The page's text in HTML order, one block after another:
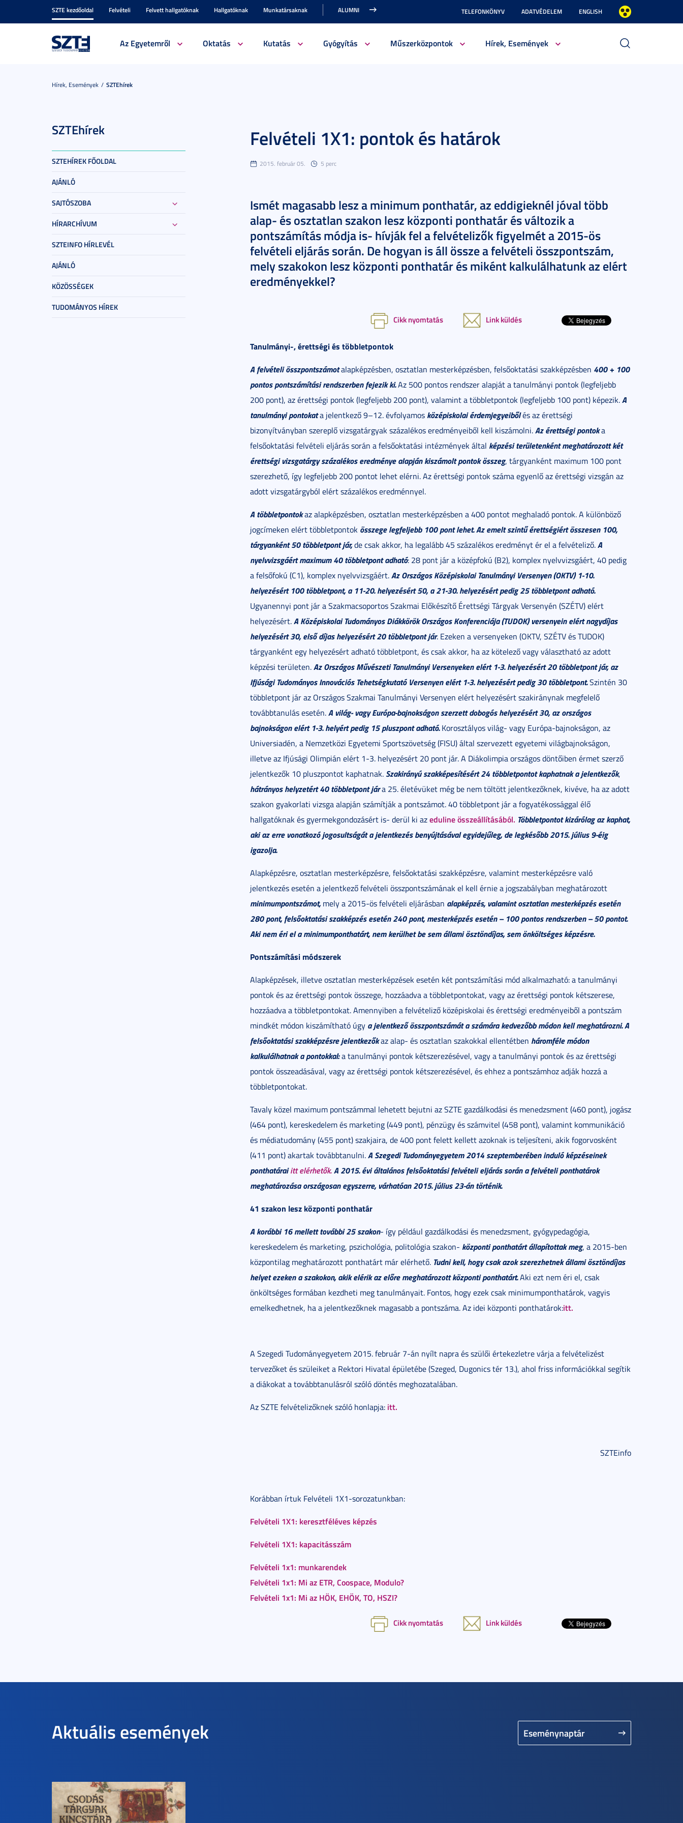
SZTE kezdőoldal Felvételi Felvett hallgatóknak Hallgatóknak Munkatársaknak ALUMNI TELEFONKÖNYV ADATVÉDELEM ENGLISH
Az Egyetemről Oktatás Kutatás Gyógyítás Műszerközpontok Hírek, Események
Hírek, Események SZTEhírek
SZTEhírek
SZTEHÍREK FŐOLDAL
AJÁNLÓ
SAJTÓSZOBA
HÍRARCHÍVUM
SZTEINFO HÍRLEVÉL
AJÁNLÓ
KÖZÖSSÉGEK
TUDOMÁNYOS HÍREK
Felvételi 1X1: pontok és határok
2015. február 05. 5 perc
Ismét magasabb lesz a minimum ponthatár, az eddigieknél jóval több
alap- és osztatlan szakon lesz központi ponthatár és változik a
pontszámítás módja is- hívják fel a felvételizők figyelmét a 2015-ös
felvételi eljárás során. De hogyan is áll össze a felvételi összpontszám,
mely szakokon lesz központi ponthatár és miként kalkulálhatunk az elért
eredményekkel?
Cikk nyomtatás Link küldés
Tanulmányi-, érettségi és többletpontok
A felvételi összpontszámotalapképzésben, osztatlan mesterképzésben, felsőoktatási szakképzésben 400 + 100
pontos pontszámítási rendszerben fejezik ki.Az 500 pontos rendszer alapját a tanulmányi pontok (legfeljebb
200 pont), az érettségi pontok (legfeljebb 200 pont), valamint a többletpontok (legfeljebb 100 pont) képezik.A
tanulmányi pontokata jelentkező 9–12. évfolyamos középiskolai érdemjegyeibőlés az érettségi
bizonyítványban szereplő vizsgatárgyak százalékos eredményeiből kell kiszámolni.Az érettségi pontoka
felsőoktatási felvételi eljárás során a felsőoktatási intézmények által képzési területenként meghatározott két
érettségi vizsgatárgy százalékos eredménye alapján kiszámolt pontok összeg, tárgyanként maximum 100 pont
szerezhető, így legfeljebb 200 pontot lehet elérni. Az érettségi pontok száma egyenlő az érettségi vizsgán az
adott vizsgatárgyból elért százalékos eredménnyel.
A többletpontokaz alapképzésben, osztatlan mesterképzésben a 400 pontot meghaladó pontok. A különböző
jogcímeken elért többletpontok összege legfeljebb 100 pont lehet.Az emelt szintű érettségiért összesen 100,
tárgyanként 50 többletpont jár,de csak akkor, ha legalább 45 százalékos eredményt ér el a felvételiző.A
nyelvvizsgáért maximum 40 többletpont adható: 28 pont jár a középfokú (B2), komplex nyelvvizsgáért, 40 pedig
a felsőfokú (C1), komplex nyelvvizsgáért.Az Országos Középiskolai Tanulmányi Versenyen (OKTV) 1-10.
helyezésért 100 többletpont, a 11-20. helyezésért 50, a 21-30. helyezésért pedig 25 többletpont adható.
Ugyanennyi pont jár a Szakmacsoportos Szakmai Előkészítő Érettségi Tárgyak Versenyén (SZÉTV) elért
helyezésért.A Középiskolai Tudományos Diákkörök Országos Konferenciája (TUDOK) versenyein elért nagydíjas
helyezésért 30, első díjas helyezésért 20 többletpont jár. Ezeken a versenyeken (OKTV, SZÉTV és TUDOK)
tárgyanként egy helyezésért adható többletpont, és csak akkor, ha az kötelező vagy választható az adott
képzési területen.Az Országos Művészeti Tanulmányi Versenyeken elért 1-3. helyezésért 20 többletpont jár, az
Ifjúsági Tudományos Innovációs Tehetségkutató Versenyen elért 1-3. helyezésért pedig 30 többletpont.Szintén 30
többletpont jár az Országos Szakmai Tanulmányi Versenyen elért helyezésért szakiránynak megfelelő
továbbtanulás esetén.A világ- vagy Európa-bajnokságon szerzett dobogós helyezésért 30, az országos
bajnokságon elért 1-3. helyért pedig 15 pluszpont adható.Korosztályos világ- vagy Európa-bajnokságon, az
Universiadén, a Nemzetközi Egyetemi Sportszövetség (FISU) által szervezett egyetemi világbajnokságon,
illetve az Ifjúsági Olimpián elért 1-3. helyezésért 20 pont jár. A Diákolimpia országos döntőiben érmet szerző
jelentkezők 10 pluszpontot kaphatnak. Szakirányú szakképesítésért 24 többletpontot kaphatnak a jelentkezők,
hátrányos helyzetért 40 többletpont jára 25. életévüket még be nem töltött jelentkezőknek, kivéve, ha az adott
szakon gyakorlati vizsga alapján számítják a pontszámot. 40 többletpont jár a fogyatékossággal élő
hallgatóknak és gyermekgondozásért is- derül ki azeduline összeállításából. Többletpontot kizárólag az kaphat,
aki az erre vonatkozó jogosultságát a jelentkezés benyújtásával egyidejűleg, de legkésőbb 2015. július 9-éig
igazolja.
Alapképzésre, osztatlan mesterképzésre, felsőoktatási szakképzésre, valamint mesterképzésre való
jelentkezés esetén a jelentkező felvételi összpontszámának el kell érnie a jogszabályban meghatározott
minimumpontszámot,mely a 2015-ös felvételi eljárásban alapképzés, valamint osztatlan mesterképzés esetén
280 pont, felsőoktatási szakképzés esetén 240 pont, mesterképzés esetén – 100 pontos rendszerben – 50 pontot.
Aki nem éri el a minimumponthatárt, nem kerülhet be sem állami ösztöndíjas, sem önköltséges képzésre.
Pontszámítási módszerek
Alapképzések, illetve osztatlan mesterképzések esetén két pontszámítási mód alkalmazható: a tanulmányi
pontok és az érettségi pontok összege, hozzáadva a többletpontokat, vagy az érettségi pontok kétszerese,
hozzáadva a többletpontokat. Amennyiben a felvételiző középiskolai és érettségi eredményeiből a pontszám
mindkét módon kiszámítható úgy a jelentkező összpontszámát a számára kedvezőbb módon kell meghatározni.A
felsőoktatási szakképzésre jelentkezőkaz alap- és osztatlan szakokkal ellentétben háromféle módon
kalkulálhatnak a pontokkal:a tanulmányi pontok kétszerezésével, vagy a tanulmányi pontok és az érettségi
pontok összeadásával, vagy az érettségi pontok kétszerezésével, és ehhez a pontszámhoz adják hozzá a
többletpontokat.
Tavaly közel maximum pontszámmal lehetett bejutni az SZTE gazdálkodási és menedzsment (460 pont), jogász
(464 pont), kereskedelem és marketing (449 pont), pénzügy és számvitel (458 pont), valamint kommunikáció
és médiatudomány (455 pont) szakjaira, de 400 pont felett kellett azoknak is teljesíteni, akik fogorvosként
(411 pont) akartak továbbtanulni.A Szegedi Tudományegyetem 2014 szeptemberében induló képzéseinek
ponthatáraiitt elérhetők.A 2015. évi általános felsőoktatási felvételi eljárás során a felvételi ponthatárok
meghatározása országosan egyszerre, várhatóan 2015. július 23-án történik.
41 szakon lesz központi ponthatár
A korábbi 16 mellett további 25 szakon- így például gazdálkodási és menedzsment, gyógypedagógia,
kereskedelem és marketing, pszichológia, politológia szakon- központi ponthatárt állapítottak meg, a 2015-ben
központilag meghatározott ponthatárt már elérhető. Tudni kell, hogy csak azok szerezhetnek állami ösztöndíjas
helyet ezeken a szakokon, akik elérik az előre meghatározott központi ponthatárt.Aki ezt nem éri el, csak
önköltséges formában kezdheti meg tanulmányait. Fontos, hogy ezek csak minimumponthatárok, vagyis
emelkedhetnek, ha a jelentkezőknek magasabb a pontszáma. Az idei központi ponthatárok:itt.
A Szegedi Tudományegyetem 2015. február 7-án nyílt napra és szülői értekezletre várja a felvételizést
tervezőket és szüleiket a Rektori Hivatal épületébe (Szeged, Dugonics tér 13.), ahol friss információkkal segítik
a diákokat a továbbtanulásról szóló döntés meghozatalában.
Az SZTE felvételizőknek szóló honlapja: itt.
SZTEinfo
Korábban írtuk Felvételi 1X1-sorozatunkban:
Felvételi 1X1: keresztféléves képzés
Felvételi 1X1: kapacitásszám
Felvételi 1x1: munkarendek
Felvételi 1x1: Mi az ETR, Coospace, Modulo?
Felvételi 1x1: Mi az HÖK, EHÖK, TO, HSZI?
Cikk nyomtatás Link küldés
Aktuális események Eseménynaptár